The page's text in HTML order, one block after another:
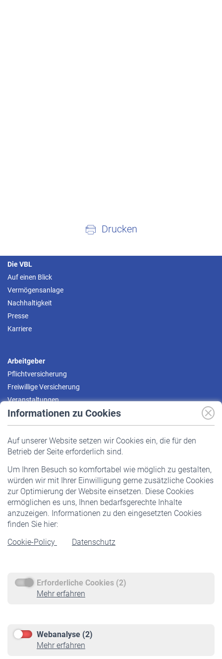
Informationen zu Cookies
Auf unserer Website setzen wir Cookies ein, die für den
Betrieb der Seite erforderlich sind.
Um Ihren Besuch so komfortabel wie möglich zu gestalten,
würden wir mit Ihrer Einwilligung gerne zusätzliche Cookies
zur Optimierung der Website einsetzen. Diese Cookies
ermöglichen es uns, Ihnen bedarfsgerechte Inhalte
anzuzeigen. Informationen zu den eingesetzten Cookies
finden Sie hier:
Cookie-Policy
Datenschutz
Erforderliche Cookies (2)
Mehr erfahren
Webanalyse (2)
Mehr erfahren
Drucken
Die VBL
Auf einen Blick
Vermögensanlage
Nachhaltigkeit
Presse
Karriere
Arbeitgeber
Pflichtversicherung
Freiwillige Versicherung
Veranstaltungen
Pflichtversicherung
Staatliche Förderung
Veranstaltungen
Rentner
Rentenbeginn
Rente beantragen
Service
Informationen
Online-Rechner
VBLnewsletter